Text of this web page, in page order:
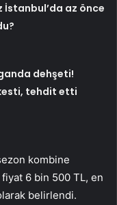
İstanbul’da az önce
dehşeti!
tehdit etti
kombine
fiyat 6 bin 500 TL, en
belirlendi.